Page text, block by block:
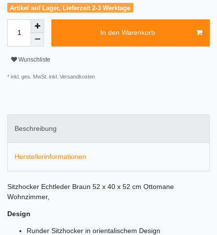
Artikel auf Lager, Lieferzeit 2-3 Werktage
In den Warenkorb
Wunschliste
* inkl. ges. MwSt. inkl. Versandkosten
Beschreibung
Herstellerinformationen
Sitzhocker Echtleder Braun 52 x 40 x 52 cm Ottomane
Wohnzimmer,
Design
Runder Sitzhocker in orientalischem Design